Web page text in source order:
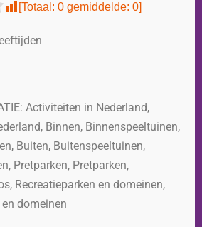
[Totaal: 0 gemiddelde: 0]
Activiteiten in Nederland,
, Binnen, Binnenspeeltuinen,
, Buiten, Buitenspeeltuinen,
, Pretparken, Pretparken,
, Recreatieparken en domeinen,
domeinen